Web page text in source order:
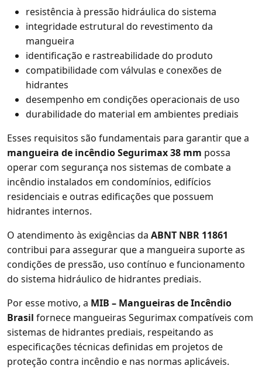
resistência à pressão hidráulica do sistema
integridade estrutural do revestimento da
mangueira
identificação e rastreabilidade do produto
compatibilidade com válvulas e conexões de
hidrantes
desempenho em condições operacionais de uso
durabilidade do material em ambientes prediais
Esses requisitos são fundamentais para garantir que a
mangueira de incêndio Segurimax 38 mm possa
operar com segurança nos sistemas de combate a
incêndio instalados em condomínios, edifícios
residenciais e outras edificações que possuem
hidrantes internos.
O atendimento às exigências da ABNT NBR 11861
contribui para assegurar que a mangueira suporte as
condições de pressão, uso contínuo e funcionamento
do sistema hidráulico de hidrantes prediais.
Por esse motivo, a MIB – Mangueiras de Incêndio
Brasil fornece mangueiras Segurimax compatíveis com
sistemas de hidrantes prediais, respeitando as
especificações técnicas definidas em projetos de
proteção contra incêndio e nas normas aplicáveis.